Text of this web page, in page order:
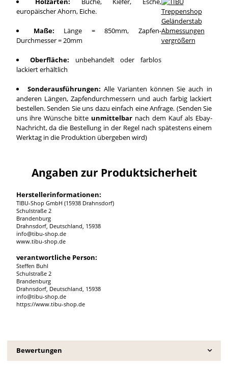
europäischer Ahorn, Eiche.
Maße: Länge = 850mm, Zapfen-
Durchmesser = 20mm
Oberfläche: unbehandelt oder farblos
lackiert erhältlich
vergrößern
Sonderausführungen: Alle Varianten können Sie auch in
anderen Längen, Zapfendurchmessern und auch farbig lackiert
bestellen. Senden Sie uns dazu einfach eine Anfrage. (Senden Sie
uns ihre Wünsche bitte unmittelbar nach dem Kauf als Ebay-
Nachricht, da die Bestellung in der Regel nach spätestens einem
Werktag in die Produktion übergeben wird)
Angaben zur Produktsicherheit
Herstellerinformationen:
TIBU-Shop GmbH (15938 Drahnsdorf)
Schulstraße 2
Brandenburg
Drahnsdorf, Deutschland, 15938
info@tibu-shop.de
www.tibu-shop.de
verantwortliche Person:
Steffen Buhl
Schulstraße 2
Brandenburg
Drahnsdorf, Deutschland, 15938
info@tibu-shop.de
https://www.tibu-shop.de
Bewertungen